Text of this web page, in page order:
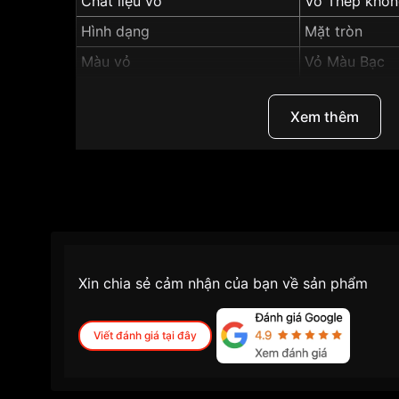
Hình dạng
Mặt tròn
Màu vỏ
Vỏ Màu Bạc
10.9mm
Xanh
Xem thêm
Xin chia sẻ cảm nhận của bạn về sản phẩm
Viết đánh giá tại đây